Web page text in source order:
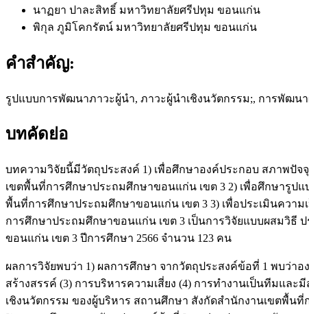
นาฏยา ปาละสิทธิ์ มหาวิทยาลัยศรีปทุม ขอนแก่น
พิกุล ภูมิโคกรัตน์ มหาวิทยาลัยศรีปทุม ขอนแก่น
คำสำคัญ:
รูปแบบการพัฒนาภาวะผู้นำ, ภาวะผู้นำเชิงนวัตกรรม;, การพัฒน
บทคัดย่อ
บทความวิจัยนี้มีวัตถุประสงค์ 1) เพื่อศึกษาองค์ประกอบ สภาพปั
เขตพื้นที่การศึกษาประถมศึกษาขอนแก่น เขต 3 2) เพื่อศึกษารู
พื้นที่การศึกษาประถมศึกษาขอนแก่น เขต 3 3) เพื่อประเมินควา
การศึกษาประถมศึกษาขอนแก่น เขต 3 เป็นการวิจัยแบบผสมวิธี
ขอนแก่น เขต 3 ปีการศึกษา 2566 จำนวน 123 คน
ผลการวิจัยพบว่า 1) ผลการศึกษา จากวัตถุประสงค์ข้อที่ 1 พบว่า
สร้างสรรค์ (3) การบริหารความเสี่ยง (4) การทำงานเป็นทีมแ
เชิงนวัตกรรม ของผู้บริหาร สถานศึกษา สังกัดสำนักงานเขตพื้น